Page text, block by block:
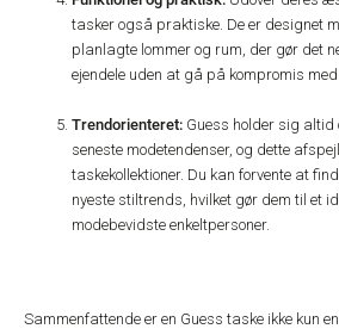
tasker også praktiske. De er designet
planlagte lommer og rum, der gør det
ejendele uden at gå på kompromis
Trendorienteret: Guess holder sig
seneste modetendenser, og dette
taskekollektioner. Du kan forvente at
nyeste stiltrends, hvilket gør dem til et
modebevidste enkeltpersoner.
Sammenfattende er en Guess taske ikke kun